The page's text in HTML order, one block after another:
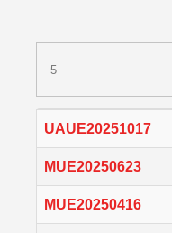
UAUE20251017
MUE20250623
MUE20250416